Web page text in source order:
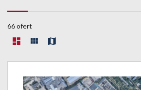
66 ofert